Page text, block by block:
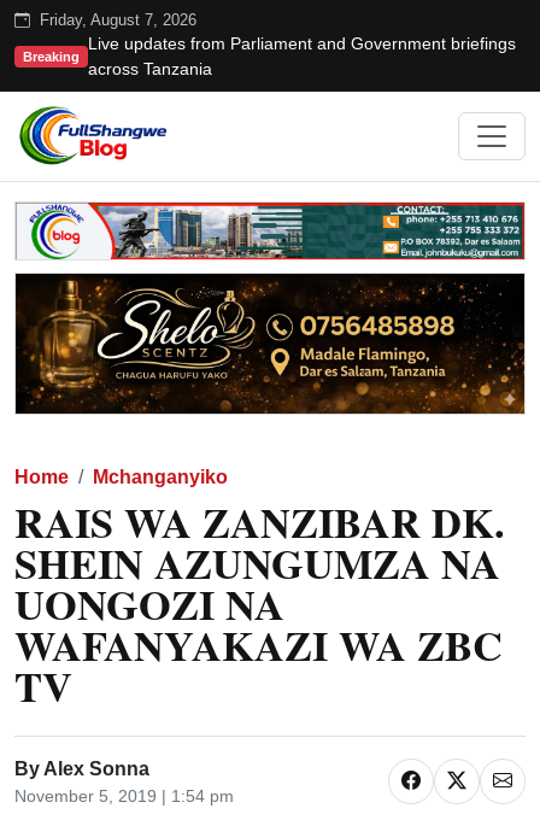
Friday, August 7, 2026
Breaking
Live updates from Parliament and Government briefings
across Tanzania
Home Mchanganyiko
RAIS WA ZANZIBAR DK.
SHEIN AZUNGUMZA NA
UONGOZI NA
WAFANYAKAZI WA ZBC
TV
By Alex Sonna
November 5, 2019 | 1:54 pm